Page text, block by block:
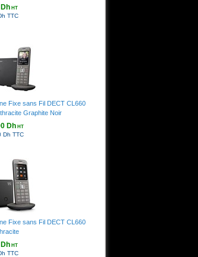
HT
TTC
Fixe sans Fil DECT CL660
Graphite Noir
DhHT
Dh TTC
Fixe sans Fil DECT CL660
HT
TTC